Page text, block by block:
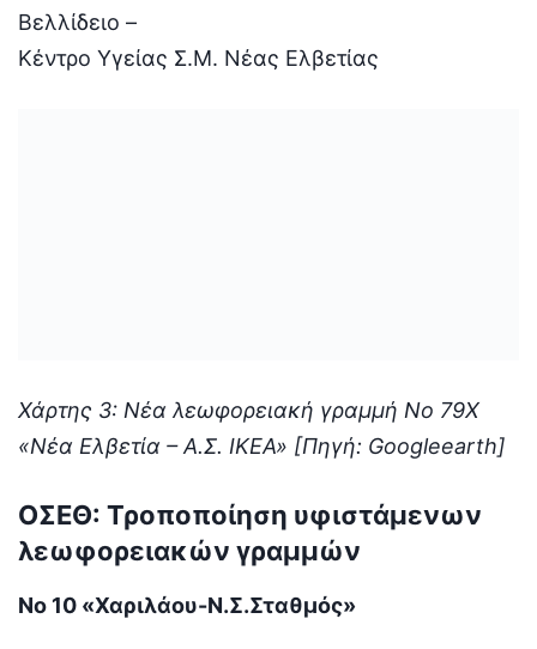
Βελλίδειο –
Κέντρο Υγείας Σ.M. Νέας Ελβετίας
Χάρτης 3: Νέα λεωφορειακή γραμμή Νο 79Χ
«Νέα Ελβετία – Α.Σ. ΙΚΕΑ» [Πηγή: Googleearth]
ΟΣΕΘ: Τροποποίηση υφιστάμενων
λεωφορειακών γραμμών
Νο 10 «Χαριλάου-Ν.Σ.Σταθμός»